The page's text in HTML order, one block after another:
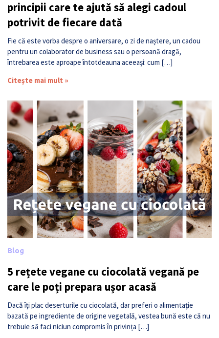
principii care te ajută să alegi cadoul
potrivit de fiecare dată
Fie că este vorba despre o aniversare, o zi de naștere, un cadou
pentru un colaborator de business sau o persoană dragă,
întrebarea este aproape întotdeauna aceeași: cum […]
Citește mai mult »
Blog
5 rețete vegane cu ciocolată vegană pe
care le poți prepara ușor acasă
Dacă îți plac deserturile cu ciocolată, dar preferi o alimentație
bazată pe ingrediente de origine vegetală, vestea bună este că nu
trebuie să faci niciun compromis în privința […]